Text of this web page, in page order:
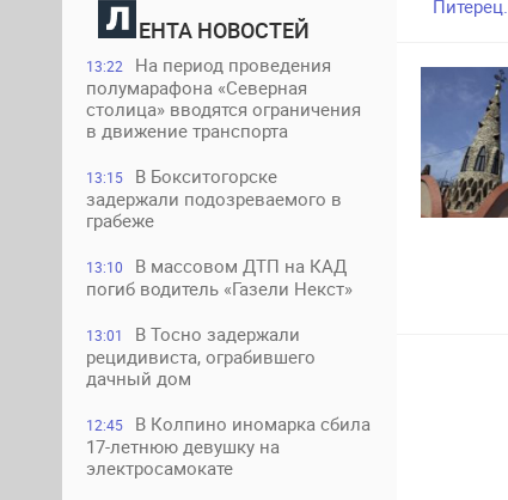
ЕНТА НОВОСТЕЙ
13:22
На период проведения
полумарафона «Северная
столица» вводятся ограничения
в движение транспорта
13:15
В Бокситогорске
задержали подозреваемого в
грабеже
13:10
В массовом ДТП на КАД
погиб водитель «Газели Некст»
13:01
В Тосно задержали
рецидивиста, ограбившего
дачный дом
12:45
В Колпино иномарка сбила
17-летнюю девушку на
электросамокате